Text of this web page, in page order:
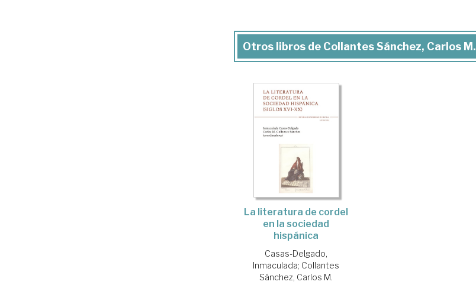
Otros libros de Collantes Sánchez, Carlos M.
La literatura de cordel
en la sociedad
hispánica
Casas-Delgado,
Inmaculada; Collantes
Sánchez, Carlos M.